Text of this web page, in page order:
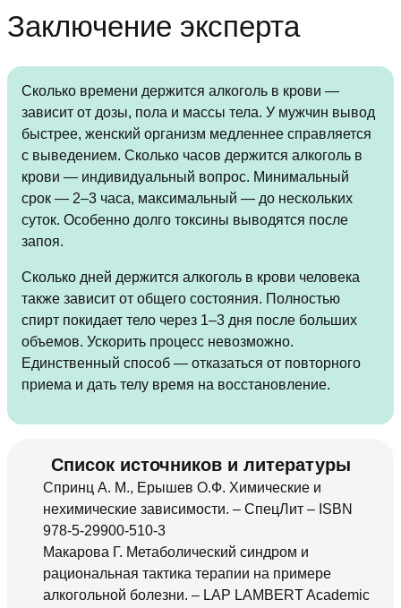
Заключение эксперта
Сколько времени держится алкоголь в крови —
зависит от дозы, пола и массы тела. У мужчин вывод
быстрее, женский организм медленнее справляется
с выведением. Сколько часов держится алкоголь в
крови — индивидуальный вопрос. Минимальный
срок — 2–3 часа, максимальный — до нескольких
суток. Особенно долго токсины выводятся после
запоя.
Сколько дней держится алкоголь в крови человека
также зависит от общего состояния. Полностью
спирт покидает тело через 1–3 дня после больших
объемов. Ускорить процесс невозможно.
Единственный способ — отказаться от повторного
приема и дать телу время на восстановление.
Список источников и литературы
Спринц А. М., Ерышев О.Ф. Химические и
нехимические зависимости. – СпецЛит – ISBN
978-5-29900-510-3
Макарова Г. Метаболический синдром и
рациональная тактика терапии на примере
алкогольной болезни. – LAP LAMBERT Academic